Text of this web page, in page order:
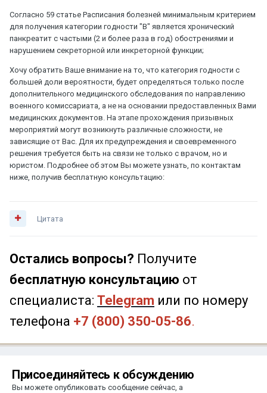
Согласно 59 статье Расписания болезней минимальным критерием
для получения категории годности "В" является хронический
панкреатит с частыми (2 и более раза в год) обострениями и
нарушением секреторной или инкреторной функции;
Хочу обратить Ваше внимание на то, что категория годности с
большей доли вероятности, будет определяться только после
дополнительного медицинского обследования по направлению
военного комиссариата, а не на основании предоставленных Вами
медицинских документов. На этапе прохождения призывных
мероприятий могут возникнуть различные сложности, не
зависящие от Вас. Для их предупреждения и своевременного
решения требуется быть на связи не только с врачом, но и
юристом. Подробнее об этом Вы можете узнать, по контактам
ниже, получив бесплатную консультацию:
Цитата
Остались вопросы? Получите
бесплатную консультацию от
специалиста: Telegram или по номеру
телефона +7 (800) 350-05-86.
Присоединяйтесь к обсуждению
Вы можете опубликовать сообщение сейчас, а